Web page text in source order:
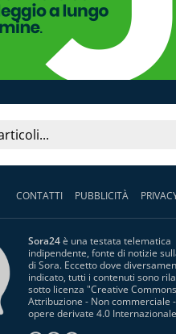
CONTATTI PUBBLICITÀ
Sora24è una testata telematica
indipendente, fonte di notizie
di Sora. Eccetto dove
indicato, tutti i contenuti sono
sotto licenza "Creative Commons
Attribuzione - Non commerciale
opere derivate 4.0 Internazionale